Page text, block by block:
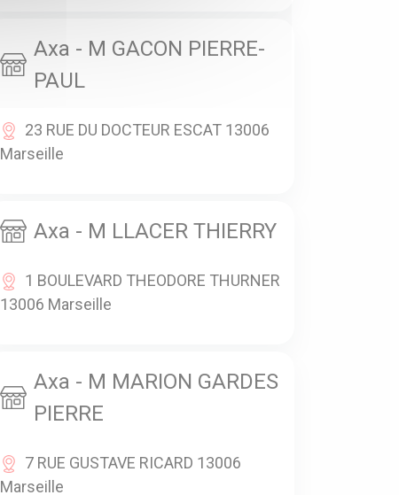
Axa - M GACON PIERRE-
PAUL
23 RUE DU DOCTEUR ESCAT 13006
Marseille
Axa - M LLACER THIERRY
1 BOULEVARD THEODORE THURNER
13006 Marseille
Axa - M MARION GARDES
PIERRE
7 RUE GUSTAVE RICARD 13006
Marseille